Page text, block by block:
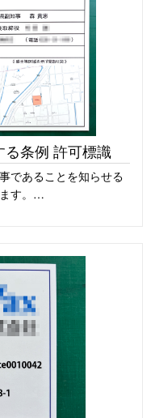
条例 許可標識
であることを知らせる
す。…